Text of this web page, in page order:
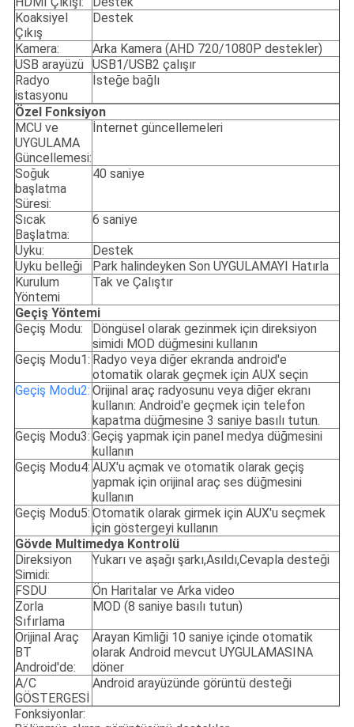
Koaksiyel
Çıkış
Destek
Kamera:
Arka Kamera (AHD 720/1080P destekler)
USB arayüzü
USB1/USB2 çalışır
Radyo
istasyonu
İsteğe bağlı
Özel Fonksiyon
MCU ve
UYGULAMA
Güncellemesi:
İnternet güncellemeleri
Soğuk
başlatma
Süresi:
40 saniye
Sıcak
Başlatma:
6 saniye
Uyku:
Destek
Uyku belleği
Park halindeyken Son UYGULAMAYI Hatırla
Kurulum
Yöntemi
Tak ve Çalıştır
Geçiş Yöntemi
Geçiş Modu:
Döngüsel olarak gezinmek için direksiyon
simidi MOD düğmesini kullanın
Geçiş Modu1: Radyo veya diğer ekranda android'e
otomatik olarak geçmek için AUX seçin
Geçiş Modu2: Orijinal araç radyosunu veya diğer ekranı
kullanın: Android'e geçmek için telefon
kapatma düğmesine 3 saniye basılı tutun.
Geçiş Modu3: Geçiş yapmak için panel medya düğmesini
kullanın
Geçiş Modu4: AUX'u açmak ve otomatik olarak geçiş
yapmak için orijinal araç ses düğmesini
kullanın
Geçiş Modu5: Otomatik olarak girmek için AUX'u seçmek
için göstergeyi kullanın
Gövde Multimedya Kontrolü
Direksiyon
Simidi:
Yukarı ve aşağı şarkı,Asıldı,Cevapla desteği
FSDU
Ön Haritalar ve Arka video
Zorla
Sıfırlama
MOD (8 saniye basılı tutun)
Orijinal Araç
BT
Android'de:
Arayan Kimliği 10 saniye içinde otomatik
olarak Android mevcut UYGULAMASINA
döner
A/C
GÖSTERGESİ
Android arayüzünde görüntü desteği
Fonksiyonlar: